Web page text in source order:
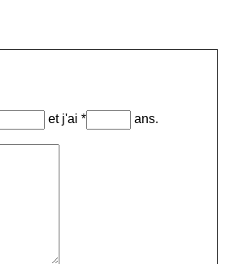
et j'ai * ans.